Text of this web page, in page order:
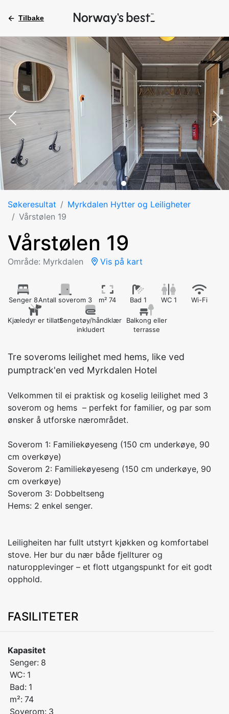
Tilbake
Søkeresultat
Myrkdalen Hytter og Leiligheter
Vårstølen 19
Vårstølen 19
Område: Myrkdalen Vis på kart
Senger 8Antall soverom 3 m² 74 Bad 1 WC 1 Wi-Fi
Kjæledyr er tillattSengetøy/håndklær
inkludert
Balkong eller
terrasse
Tre soveroms leilighet med hems, like ved
pumptrack'en ved Myrkdalen Hotel
Velkommen til ei praktisk og koselig leilighet med 3
soverom og hems – perfekt for familier, og par som
ønsker å utforske nærområdet.
Soverom 1: Familiekøyeseng (150 cm underkøye, 90
cm overkøye)
Soverom 2: Familiekøyeseng (150 cm underkøye, 90
cm overkøye)
Soverom 3: Dobbeltseng
Hems: 2 enkel senger.
Leiligheiten har fullt utstyrt kjøkken og komfortabel
stove. Her bur du nær både fjellturer og
naturopplevinger – et flott utgangspunkt for eit godt
opphold.
FASILITETER
Kapasitet
Senger: 8
WC: 1
Bad: 1
m²: 74
Soverom: 3